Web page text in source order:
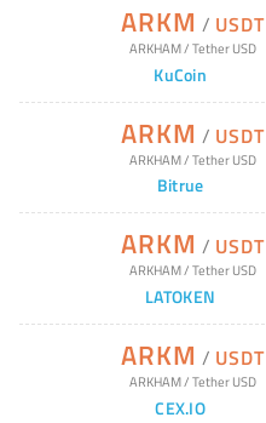
ARKM / USDT
ARKHAM/Tether USD
KuCoin
ARKM / USDT
ARKHAM/Tether USD
Bitrue
ARKM / USDT
ARKHAM/Tether USD
LATOKEN
ARKM / USDT
ARKHAM/Tether USD
CEX.IO